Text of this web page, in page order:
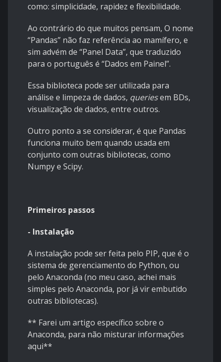
como: simplicidade, rapidez e flexibilidade.
Ao contrário do que muitos pensam, O nome
“Pandas” não faz referência ao mamífero, e
sim advém de “Panel Data”, que traduzido
para o português é “Dados em Painel”.
Essa biblioteca pode ser utilizada para
análise e limpeza de dados, queriesem BDs,
visualização de dados, entre outros.
Outro ponto a se considerar, é que Pandas
funciona muito bem quando usada em
conjunto com outras bibliotecas, como
Numpy e Scipy.
Primeiros passos
- Instalação
A instalação pode ser feita pelo PIP, que é o
sistema de gerenciamento do Python, ou
pelo Anaconda (no meu caso, achei mais
simples pelo Anaconda, por já vir embutido
outras bibliotecas).
** Farei um artigo específico sobre o
Anaconda, para não misturar informações
aqui**